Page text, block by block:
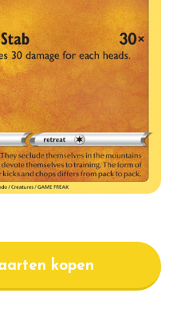
kopen